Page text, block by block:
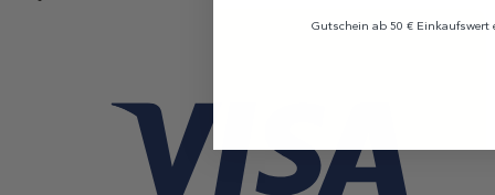
Gutschein ab 50 € Einkaufswert